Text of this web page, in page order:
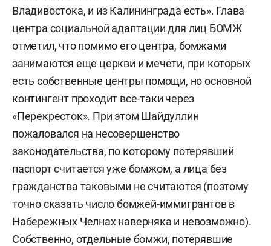
Владивостока, и из Калининграда есть». Глава
центра социальной адаптации для лиц БОМЖ
отметил, что помимо его центра, бомжами
занимаются еще церкви и мечети, при которых
есть собственные центры помощи, но основной
контингент проходит все-таки через
«Перекресток». При этом Шайдуллин
пожаловался на несовершенство
законодательства, по которому потерявший
паспорт считается уже бомжом, а лица без
гражданства таковыми не считаются (поэтому
точно сказать число бомжей-иммигрантов в
Набережных Челнах наверняка и невозможно).
Собственно, отдельные бомжи, потерявшие